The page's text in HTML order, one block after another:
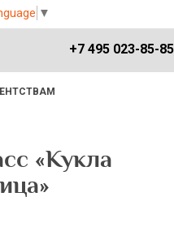
▼
+7 495 023-85-85
«Кукла